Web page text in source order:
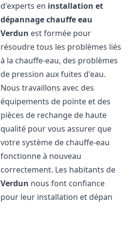
d'experts en installation et
dépannage chauffe eau
Verdun est formée pour
résoudre tous les problèmes liés
à la chauffe-eau, des problèmes
de pression aux fuites d'eau.
Nous travaillons avec des
équipements de pointe et des
pièces de rechange de haute
qualité pour vous assurer que
votre système de chauffe-eau
fonctionne à nouveau
correctement. Les habitants de
Verdun nous font confiance
pour leur installation et dépan